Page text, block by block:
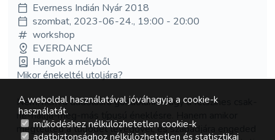
Everness Indián Nyár 2018
szombat, 2023-06-24., 19:00 - 20:00
workshop
EVERDANCE
Hangok a mélyből
Mikor énekeltél utoljára?
Nem, nem a dúdolásra gondolunk. Vagy a felszínes csak-
ne-hallja-meg-más típusú éneklésre. Hanem amikor
megtelíted a tüdődet levegővel, és szabadjára engeded
A weboldal használatával jóváhagyja a cookie-k
használatát.
működéshez nélkülözhetetlen cookie-k
adatbiztonsághoz nélkülözhetetlen és statisztikai